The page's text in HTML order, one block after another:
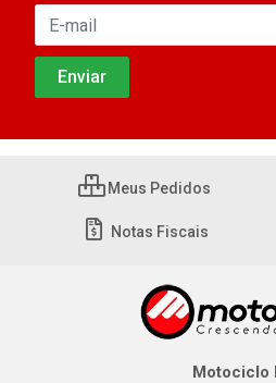
Meus Pedidos
Notas Fiscais
Motociclo